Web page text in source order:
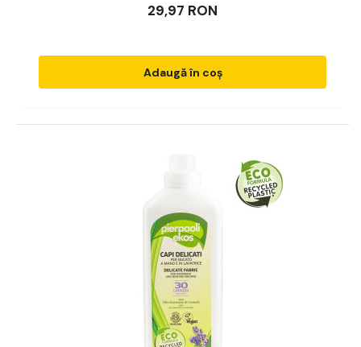
29,97 RON
Adaugă în coș